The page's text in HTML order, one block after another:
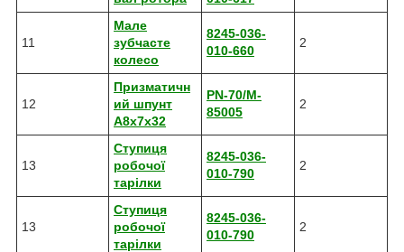
11
Мале
зубчасте
колесо
8245-036-
010-660
2
12
Призматичн
ий шпунт
A8x7x32
PN-70/M-
85005
2
13
Ступиця
робочої
тарілки
8245-036-
010-790
2
13
Ступиця
робочої
тарілки
8245-036-
010-790
2